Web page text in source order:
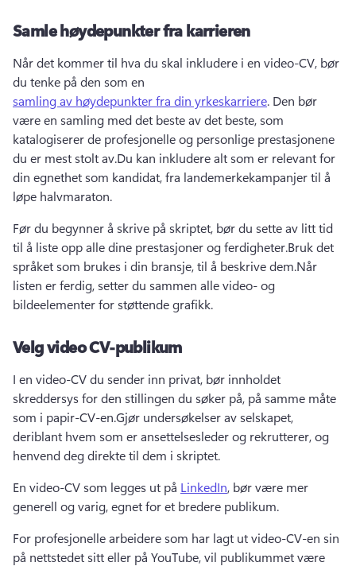
Samle høydepunkter fra karrieren
Når det kommer til hva du skal inkludere i en video-CV, bør
du tenke på den som en
samling av høydepunkter fra din yrkeskarriere. Den bør
være en samling med det beste av det beste, som
katalogiserer de profesjonelle og personlige prestasjonene
du er mest stolt av.Du kan inkludere alt som er relevant for
din egnethet som kandidat, fra landemerkekampanjer til å
løpe halvmaraton.
Før du begynner å skrive på skriptet, bør du sette av litt tid
til å liste opp alle dine prestasjoner og ferdigheter.Bruk det
språket som brukes i din bransje, til å beskrive dem.Når
listen er ferdig, setter du sammen alle video- og
bildeelementer for støttende grafikk.
Velg video CV-publikum
I en video-CV du sender inn privat, bør innholdet
skreddersys for den stillingen du søker på, på samme måte
som i papir-CV-en.Gjør undersøkelser av selskapet,
deriblant hvem som er ansettelsesleder og rekrutterer, og
henvend deg direkte til dem i skriptet.
En video-CV som legges ut på LinkedIn, bør være mer
generell og varig, egnet for et bredere publikum.
For profesjonelle arbeidere som har lagt ut video-CV-en sin
på nettstedet sitt eller på YouTube, vil publikummet være